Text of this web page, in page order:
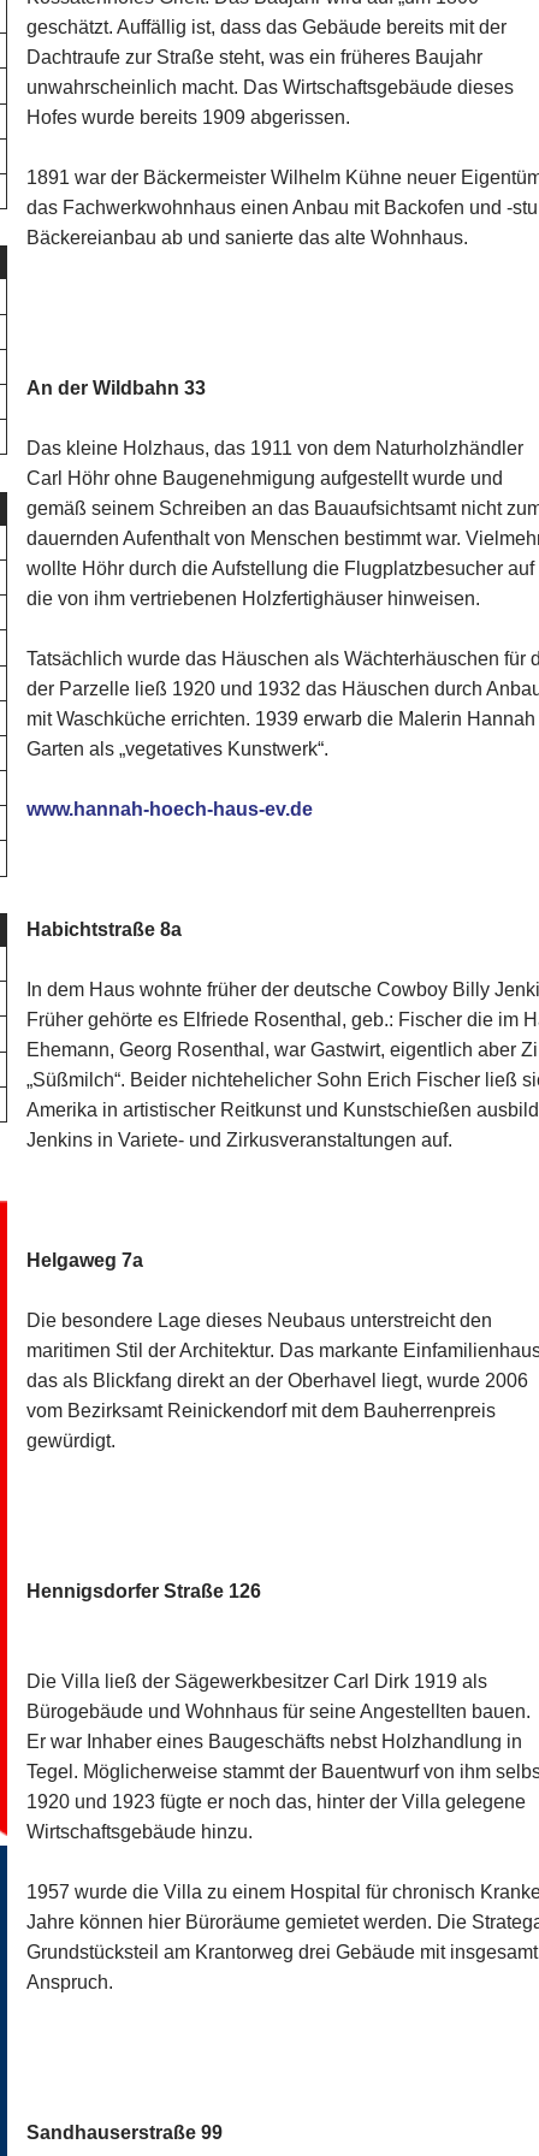
geschätzt. Auffällig ist, dass das Gebäude bereits mit der
Dachtraufe zur Straße steht, was ein früheres Baujahr
unwahrscheinlich macht. Das Wirtschaftsgebäude dieses
Hofes wurde bereits 1909 abgerissen.
1891 war der Bäckermeister Wilhelm Kühne neuer
das Fachwerkwohnhaus einen Anbau mit Backofen und -
Bäckereianbau ab und sanierte das alte Wohnhaus.
An der Wildbahn 33
Das kleine Holzhaus, das 1911 von dem Naturholzhändler
Carl Höhr ohne Baugenehmigung aufgestellt wurde und
gemäß seinem Schreiben an das Bauaufsichtsamt nicht
dauernden Aufenthalt von Menschen bestimmt war.
wollte Höhr durch die Aufstellung die Flugplatzbesucher auf
die von ihm vertriebenen Holzfertighäuser hinweisen.
Tatsächlich wurde das Häuschen als Wächterhäuschen für
der Parzelle ließ 1920 und 1932 das Häuschen durch
mit Waschküche errichten. 1939 erwarb die Malerin
Garten als „vegetatives Kunstwerk“.
www.hannah-hoech-haus-ev.de
Habichtstraße 8a
In dem Haus wohnte früher der deutsche Cowboy Billy
Früher gehörte es Elfriede Rosenthal, geb.: Fischer die im
Ehemann, Georg Rosenthal, war Gastwirt, eigentlich aber
„Süßmilch“. Beider nichtehelicher Sohn Erich Fischer ließ
Amerika in artistischer Reitkunst und Kunstschießen
Jenkins in Variete- und Zirkusveranstaltungen auf.
Helgaweg 7a
Die besondere Lage dieses Neubaus unterstreicht den
maritimen Stil der Architektur. Das markante
das als Blickfang direkt an der Oberhavel liegt, wurde 2006
vom Bezirksamt Reinickendorf mit dem Bauherrenpreis
gewürdigt.
Hennigsdorfer Straße 126
Die Villa ließ der Sägewerkbesitzer Carl Dirk 1919 als
Bürogebäude und Wohnhaus für seine Angestellten bauen.
Er war Inhaber eines Baugeschäfts nebst Holzhandlung in
Tegel. Möglicherweise stammt der Bauentwurf von ihm
1920 und 1923 fügte er noch das, hinter der Villa gelegene
Wirtschaftsgebäude hinzu.
1957 wurde die Villa zu einem Hospital für chronisch
Jahre können hier Büroräume gemietet werden. Die
Grundstücksteil am Krantorweg drei Gebäude mit
Anspruch.
Sandhauserstraße 99